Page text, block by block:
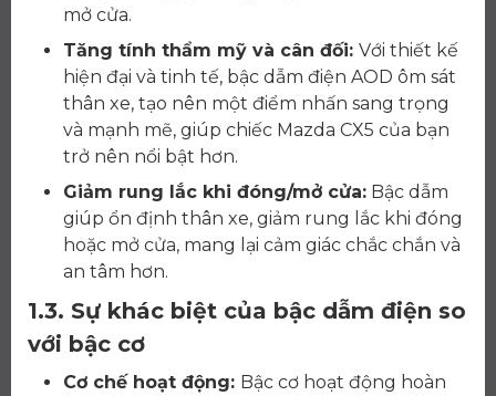
mở cửa.
Tăng tính thẩm mỹ và cân đối: Với thiết kế
hiện đại và tinh tế, bậc dẫm điện AOD ôm sát
thân xe, tạo nên một điểm nhấn sang trọng
và mạnh mẽ, giúp chiếc Mazda CX5 của bạn
trở nên nổi bật hơn.
Giảm rung lắc khi đóng/mở cửa: Bậc dẫm
giúp ổn định thân xe, giảm rung lắc khi đóng
hoặc mở cửa, mang lại cảm giác chắc chắn và
an tâm hơn.
1.3. Sự khác biệt của bậc dẫm điện so
với bậc cơ
Cơ chế hoạt động: Bậc cơ hoạt động hoàn